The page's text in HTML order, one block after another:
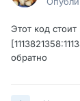
Этот код
обратно